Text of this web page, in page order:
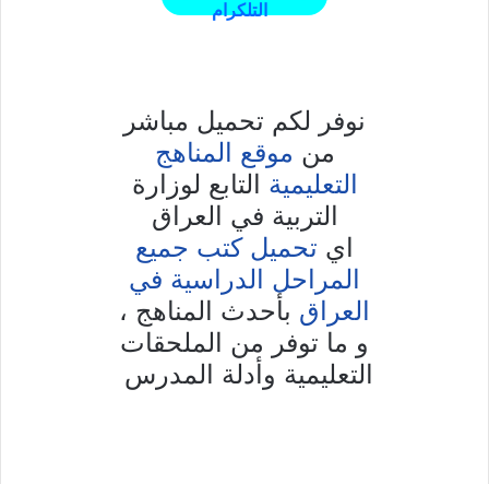
التلكرام
نوفر لكم تحميل مباشر
من موقع المناهج
التعليمية التابع لوزارة
التربية في العراق
اي تحميل كتب جميع
المراحل الدراسية في
العراق بأحدث المناهج ،
و ما توفر من الملحقات
التعليمية وأدلة المدرس